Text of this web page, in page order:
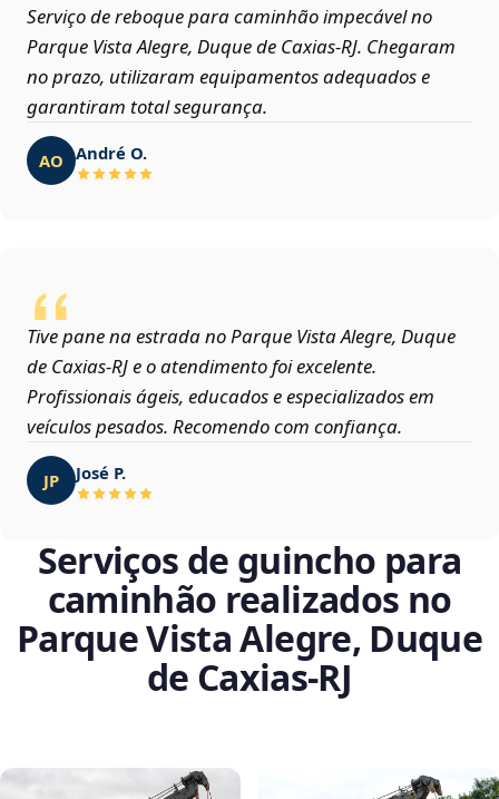
Serviço de reboque para caminhão impecável no
Parque Vista Alegre, Duque de Caxias‑RJ. Chegaram
no prazo, utilizaram equipamentos adequados e
garantiram total segurança.
AO André O.
Tive pane na estrada no Parque Vista Alegre, Duque
de Caxias‑RJ e o atendimento foi excelente.
Profissionais ágeis, educados e especializados em
veículos pesados. Recomendo com confiança.
JP José P.
Serviços de guincho para
caminhão realizados no
Parque Vista Alegre, Duque
de Caxias‑RJ